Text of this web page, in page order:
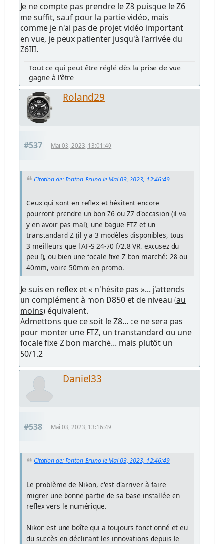
Je ne compte pas prendre le Z8 puisque le Z6
me suffit, sauf pour la partie vidéo, mais
comme je n'ai pas de projet vidéo important
en vue, je peux patienter jusqu'à l'arrivée du
Z6III.
Tout ce qui peut être réglé dès la prise de vue
gagne à l'être
Roland29
#537 Mai 03, 2023, 13:01:40
Citation de: Tonton-Bruno le Mai 03, 2023, 12:46:49
Ceux qui sont en reflex et hésitent encore
pourront prendre un bon Z6 ou Z7 d'occasion (il va
y en avoir pas mal), une bague FTZ et un
transtandard Z (il y a 3 modèles disponibles, tous
3 meilleurs que l'AF-S 24-70 f/2,8 VR, excusez du
peu !), ou bien une focale fixe Z bon marché: 28 ou
40mm, voire 50mm en promo.
Je suis en reflex et « n'hésite pas »... j'attends
un complément à mon D850 et de niveau (au
moins) équivalent.
Admettons que ce soit le Z8... ce ne sera pas
pour monter une FTZ, un transtandard ou une
focale fixe Z bon marché... mais plutôt un
50/1.2
Daniel33
#538 Mai 03, 2023, 13:16:49
Citation de: Tonton-Bruno le Mai 03, 2023, 12:46:49
Le problème de Nikon, c'est d'arriver à faire
migrer une bonne partie de sa base installée en
reflex vers le numérique.
Nikon est une boîte qui a toujours fonctionné et eu
du succès en déclinant les innovations depuis le